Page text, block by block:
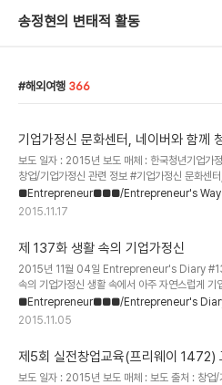
송정현의 변태적 활동
해외여행 366
기업가정신 문화센터, 네이버와 함께
신 스쿨 프로젝트에 참여
보도 일자 : 2015년 보도 매체 : 한국청년기업가
창업/기업가정신 관련 정보 #기업가정신 문화센
는 청소년 기업가정신 스쿨에 교육전문가로 참여기
는 네이버와 함께하는 청소년 기업가정신 스쿨에
활동을 하게 됩니다. 이 프로젝트는 기업가정신 교
을 예비교육자로 양성시키고, 대학생들은 기업가
동할 수 있는 기회를 얻을 수 있다.네이버와 한국
이 함께 하는 프로젝트. 기업가정신 문화센터는 청
을 응원합니다. (Add Budher to your Link..
■Entrepreneur■■■/Entrepreneur's Way
2015.11.17
제 137화 생활 속의 기업가정신
2015년 11월 04일 Entrepreneur's Diary
속의 기업가정신 생활 속에서 아주 자연스럽게 기
있게 하고 싶다.아주 오랫동안 고민하고 있는 주제
가정신을 배우고 익히는 것도 중요하지만.좀 더 쉽
을 자면서(잠을 자기 전) 기업가정신을 느끼게 해
떻게 만들 수 있을까? (Add Budher to your
■Entrepreneur■■■/Entrepreneur's
2015.11.05
제5회 실전창업교육(프리웨이 1472)
기업가정신 문화센터
보도 일자 : 2015년 보도 매체 : 보도 출처 : 창업/